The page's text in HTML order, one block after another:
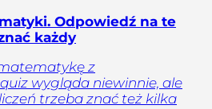
Odpowiedź na te
każdy
z
wygląda niewinnie, ale
trzeba znać też kilka